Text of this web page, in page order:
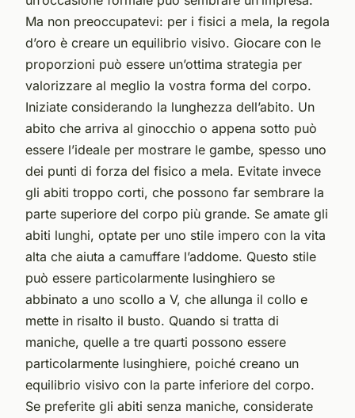
Ma non preoccupatevi: per i fisici a mela, la regola
d’oro è creare un equilibrio visivo. Giocare con le
proporzioni può essere un’ottima strategia per
valorizzare al meglio la vostra forma del corpo.
Iniziate considerando la lunghezza dell’abito. Un
abito che arriva al ginocchio o appena sotto può
essere l’ideale per mostrare le gambe, spesso uno
dei punti di forza del fisico a mela. Evitate invece
gli abiti troppo corti, che possono far sembrare la
parte superiore del corpo più grande. Se amate gli
abiti lunghi, optate per uno stile impero con la vita
alta che aiuta a camuffare l’addome. Questo stile
può essere particolarmente lusinghiero se
abbinato a uno scollo a V, che allunga il collo e
mette in risalto il busto. Quando si tratta di
maniche, quelle a tre quarti possono essere
particolarmente lusinghiere, poiché creano un
equilibrio visivo con la parte inferiore del corpo.
Se preferite gli abiti senza maniche, considerate